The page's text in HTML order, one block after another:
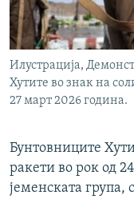
Илустрација,
Хутите во знак на
27 март 2026 година.
Бунтовниците
ракети во рок од
јеменската група,